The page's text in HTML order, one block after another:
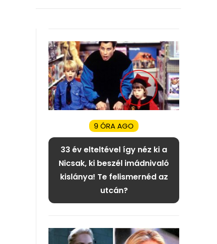
9 ÓRA AGO
33 év elteltével így néz ki a
Nicsak, ki beszél imádnivaló
kislánya! Te felismernéd az
utcán?